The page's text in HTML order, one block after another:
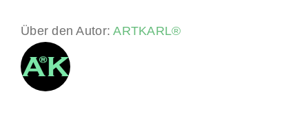
Über den Autor:ARTKARL®